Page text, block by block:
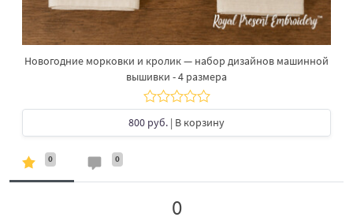
Новогодние морковки и кролик — набор дизайнов машинной
вышивки - 4 размера
800 руб. | В корзину
0 0
0